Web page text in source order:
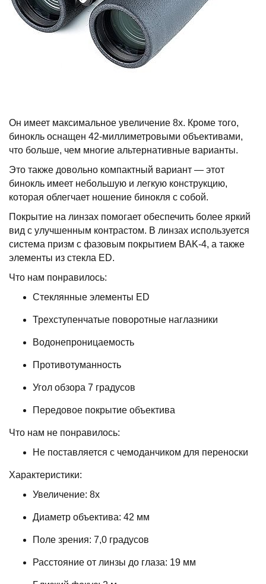
Он имеет максимальное увеличение 8х. Кроме того,
бинокль оснащен 42-миллиметровыми объективами,
что больше, чем многие альтернативные варианты.
Это также довольно компактный вариант — этот
бинокль имеет небольшую и легкую конструкцию,
которая облегчает ношение бинокля с собой.
Покрытие на линзах помогает обеспечить более яркий
вид с улучшенным контрастом. В линзах используется
система призм с фазовым покрытием BAK-4, а также
элементы из стекла ED.
Что нам понравилось:
Стеклянные элементы ED
Трехступенчатые поворотные наглазники
Водонепроницаемость
Противотуманность
Угол обзора 7 градусов
Передовое покрытие объектива
Что нам не понравилось:
Не поставляется с чемоданчиком для переноски
Характеристики:
Увеличение: 8x
Диаметр объектива: 42 мм
Поле зрения: 7,0 градусов
Расстояние от линзы до глаза: 19 мм